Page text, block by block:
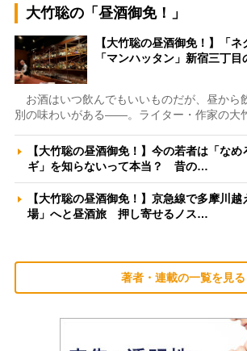
大竹聡の「昼酒御免！」
【大竹聡の昼酒御免！】「ネ
「マンハッタン」新宿三丁
お酒はいつ飲んでもいいものだが、昼から
別の味わいがある――。ライター・作家の大
【大竹聡の昼酒御免！】今の若者は「な
ギ」を知らないって本当？ 昔の…
【大竹聡の昼酒御免！】京急線で多摩川
場」へと昼酒旅 押し寄せるノス…
著者・連載の一覧を見る